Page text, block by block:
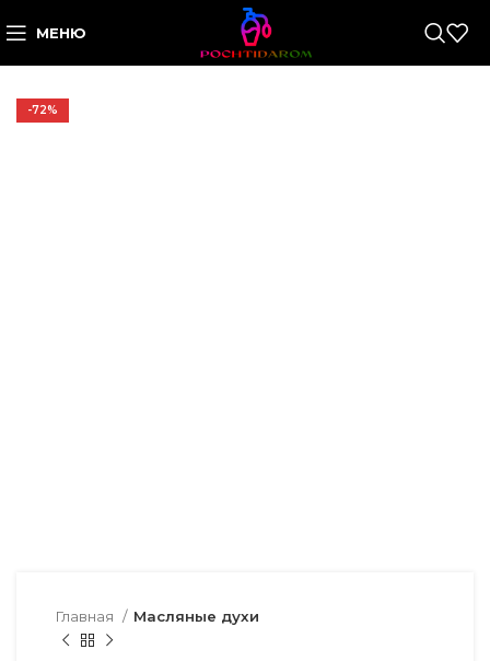
МЕНЮ
-72%
Главная Масляные духи